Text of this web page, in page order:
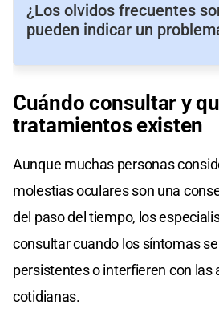
¿Los olvidos frecuentes
pueden indicar un
Cuándo consultar y
tratamientos existen
Aunque muchas personas
molestias oculares son una
del paso del tiempo, los
consultar cuando los síntomas
persistentes o interfieren con las
cotidianas.